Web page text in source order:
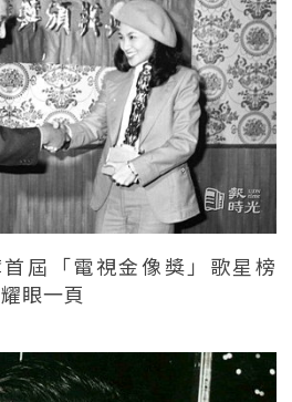
屆「電視金像獎」歌星榜
眼一頁